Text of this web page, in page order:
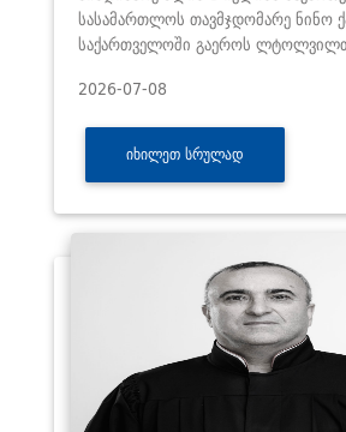
წარმომადგენელი
სასამართლოს თავმჯდომარე ნინო
საქართველოში გაეროს
2026-07-08
ᲘᲮᲘᲚᲔᲗ ᲡᲠᲣᲚᲐᲓ